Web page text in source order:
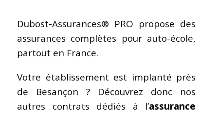
Dubost-Assurances® PRO propose des
assurances complètes pour auto-école,
partout en France.
Votre établissement est implanté près
de Besançon ? Découvrez donc nos
autres contrats dédiés à l’assurance